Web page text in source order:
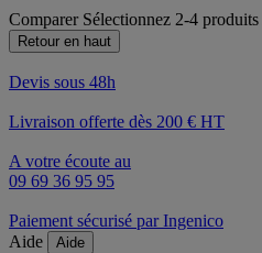
Comparer Sélectionnez 2-4 produits
Retour en haut
Devis sous 48h
Livraison offerte dès 200 € HT
A votre écoute au
09 69 36 95 95
Paiement sécurisé par Ingenico
Aide
Aide